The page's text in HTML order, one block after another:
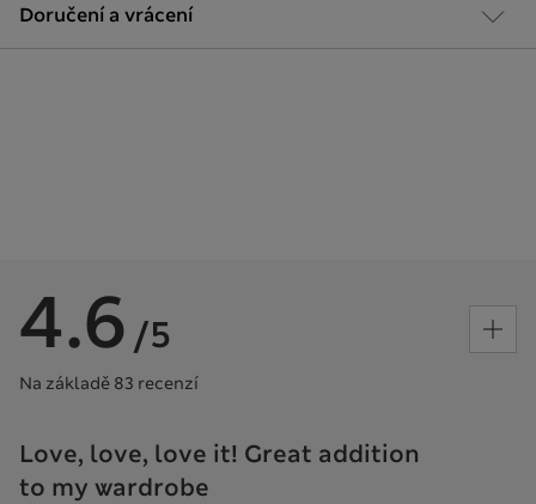
Doručení a vrácení
4.6 /5
Na základě 83 recenzí
Love, love, love it! Great addition
to my wardrobe